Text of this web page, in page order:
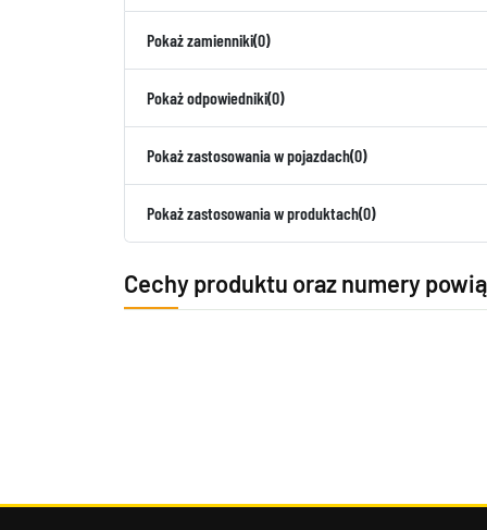
Pokaż zamienniki(0)
Pokaż odpowiedniki(0)
Pokaż zastosowania w pojazdach(0)
Pokaż zastosowania w produktach(0)
Cechy produktu oraz numery